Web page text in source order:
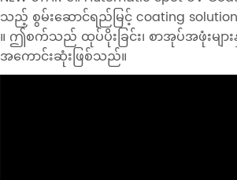
သည့် စွမ်းဆောင်ရည်မြင့် coating
။ ဤစက်သည် ထုပ်ပိုးခြင်း၊ စာအုပ်အဖုံးမျာ
အကောင်းဆုံးဖြစ်သည်။